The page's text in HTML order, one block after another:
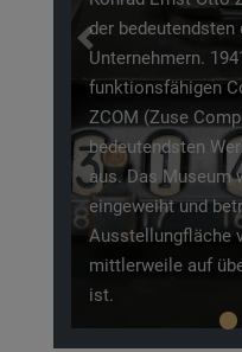
deutschen Erfindern
1941 erfand er den ersten
Computer der Welt.
Computer Museum) stellt
Werke für die
wurde 1995 eröffnet
und betrug anfänglich eine
von 32m², welche
auf über 1000 m²
Previous